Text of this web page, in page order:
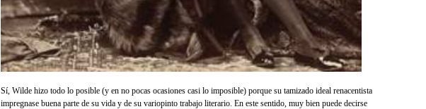
Sí, Wilde hizo todo lo posible (y en no pocas ocasiones casi lo imposible) porque su tamizado ideal renacentista
impregnase buena parte de su vida y de su variopinto trabajo literario. En este sentido, muy bien puede decirse